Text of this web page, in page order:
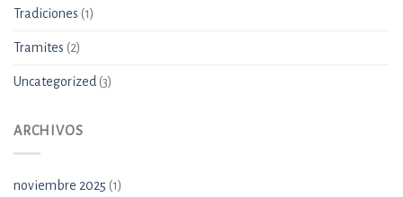
Tradiciones (1)
Tramites (2)
Uncategorized(3)
ARCHIVOS
noviembre 2025 (1)